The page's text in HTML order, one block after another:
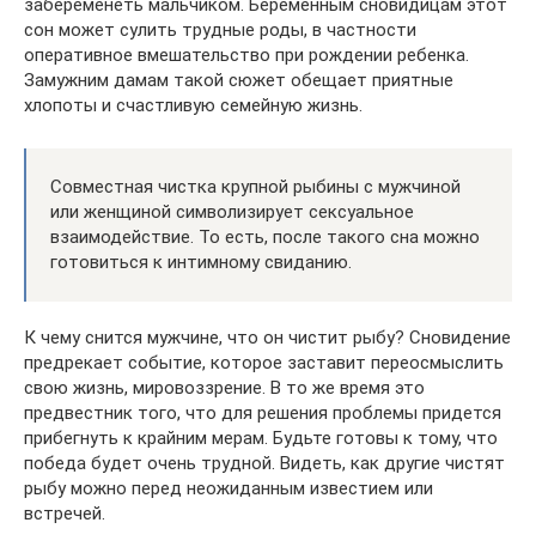
забеременеть мальчиком. Беременным сновидицам этот
сон может сулить трудные роды, в частности
оперативное вмешательство при рождении ребенка.
Замужним дамам такой сюжет обещает приятные
хлопоты и счастливую семейную жизнь.
Совместная чистка крупной рыбины с мужчиной
или женщиной символизирует сексуальное
взаимодействие. То есть, после такого сна можно
готовиться к интимному свиданию.
К чему снится мужчине, что он чистит рыбу? Сновидение
предрекает событие, которое заставит переосмыслить
свою жизнь, мировоззрение. В то же время это
предвестник того, что для решения проблемы придется
прибегнуть к крайним мерам. Будьте готовы к тому, что
победа будет очень трудной. Видеть, как другие чистят
рыбу можно перед неожиданным известием или
встречей.